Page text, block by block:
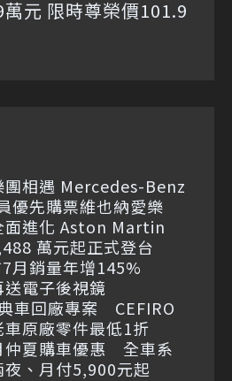
元 限時尊榮價101.9
團相遇 Mercedes-Benz
優先購票維也納愛樂
面進化 Aston Martin
萬元起正式登台
月銷量年增145%
電子後視鏡
車回廠專案 CEFIRO
原廠零件最低1折
仲夏購車優惠 全車系
、月付5,900元起